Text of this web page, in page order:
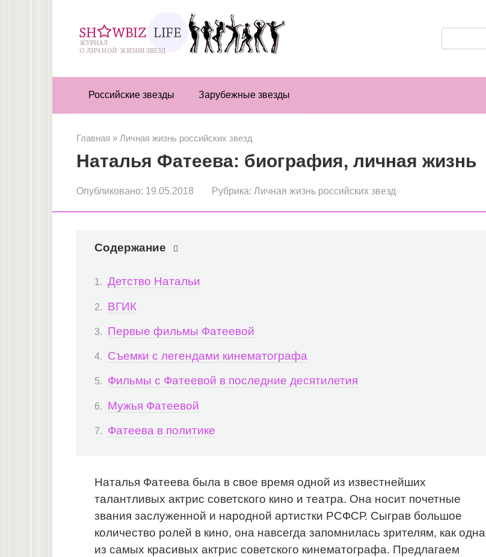
Российские звезды Зарубежные звезды
Главная » Личная жизнь российских звезд
Наталья Фатеева: биография, личная жизнь
Опубликовано: 19.05.2018 Рубрика: Личная жизнь российских звезд
Содержание
Детство Натальи
ВГИК
Первые фильмы Фатеевой
Съемки с легендами кинематографа
Фильмы с Фатеевой в последние десятилетия
Мужья Фатеевой
Фатеева в политике
Наталья Фатеева была в свое время одной из известнейших
талантливых актрис советского кино и театра. Она носит почетные
звания заслуженной и народной артистки РСФСР. Сыграв большое
количество ролей в кино, она навсегда запомнилась зрителям, как одна
из самых красивых актрис советского кинематографа. Предлагаем